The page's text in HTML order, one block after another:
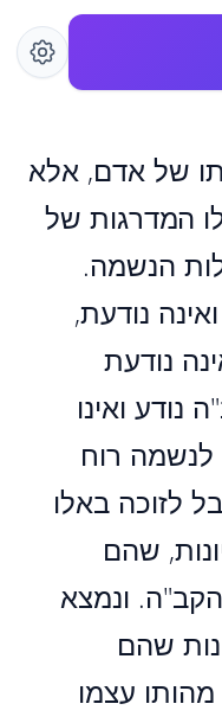
של אדם, אלא
המדרגות של
הנשמה.
נודעת,
נודעת
ואינו
רוח
לזוכה באלו
שהם
ונמצא
שהם
מהותו עצמו